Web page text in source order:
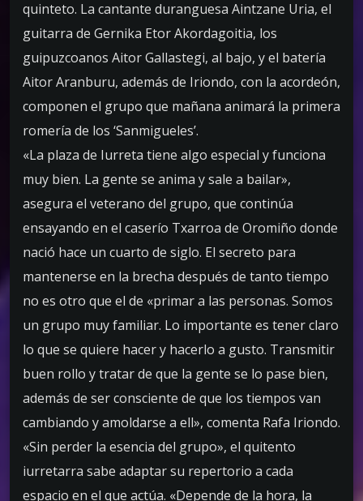
quinteto. La cantante duranguesa Aintzane Uria, el
guitarra de Gernika Etor Akordagoitia, los
guipuzcoanos Aitor Gallastegi, al bajo, y el batería
Aitor Aranburu, además de Iriondo, con la acordeón,
componen el grupo que mañana animará la primera
romería de los ‘Sanmigueles’.
«La plaza de Iurreta tiene algo especial y funciona
muy bien. La gente se anima y sale a bailar»,
asegura el veterano del grupo, que continúa
ensayando en el caserío Txarroa de Oromiño donde
nació hace un cuarto de siglo. El secreto para
mantenerse en la brecha después de tanto tiempo
no es otro que el de «primar a las personas. Somos
un grupo muy familiar. Lo importante es tener claro
lo que se quiere hacer y hacerlo a gusto. Transmitir
buen rollo y tratar de que la gente se lo pase bien,
además de ser consciente de que los tiempos van
cambiando y amoldarse a ell», comenta Rafa Iriondo.
«Sin perder la esencia del grupo», el quitento
iurretarra sabe adaptar su repertorio a cada
espacio en el que actúa. «Depende de la hora, la